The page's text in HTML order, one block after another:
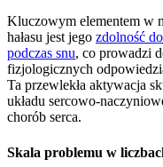
Kluczowym elementem w
hałasu jest jego zdolność
podczas snu, co prowadzi
fizjologicznych
Ta przewlekła aktywacja
układu sercowo-
chorób serca.
Skala problemu w